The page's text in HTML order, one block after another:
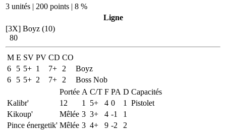
3 unités | 200 points | 8 %
Ligne
[3X] Boyz (10)
80
M E SV PV CD CO
6
5 5+ 1 7+ 2
Boyz
6
5 5+ 2 7+ 2
Boss Nob
Portée A C/T F PA D Capacités
Kalibr'
12 1 5+ 4 0 1
Pistolet
Kikoup'
Mêlée 3 3+ 4 -1
1
Pince énergetik' Mêlée 3 4+ 9 -2 2